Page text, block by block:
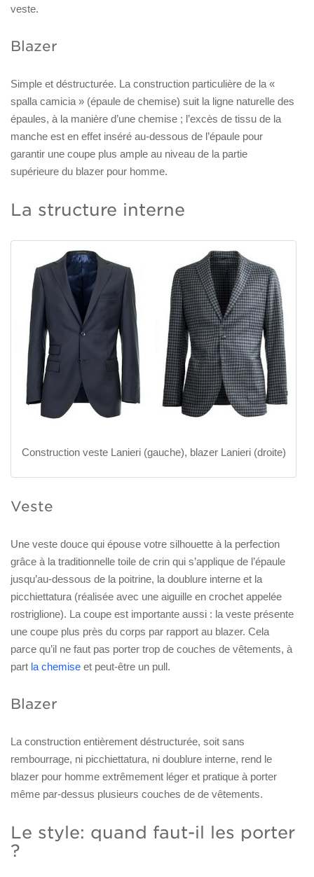
veste.
Blazer
Simple et déstructurée. La construction particulière de la «
spalla camicia » (épaule de chemise) suit la ligne naturelle des
épaules, à la manière d’une chemise ; l’excès de tissu de la
manche est en effet inséré au-dessous de l’épaule pour
garantir une coupe plus ample au niveau de la partie
supérieure du blazer pour homme.
La structure interne
Construction veste Lanieri (gauche), blazer Lanieri (droite)
Veste
Une veste douce qui épouse votre silhouette à la perfection
grâce à la traditionnelle toile de crin qui s’applique de l’épaule
jusqu’au-dessous de la poitrine, la doublure interne et la
picchiettatura (réalisée avec une aiguille en crochet appelée
rostriglione). La coupe est importante aussi : la veste présente
une coupe plus près du corps par rapport au blazer. Cela
parce qu’il ne faut pas porter trop de couches de vêtements, à
part la chemise et peut-être un pull.
Blazer
La construction entièrement déstructurée, soit sans
rembourrage, ni picchiettatura, ni doublure interne, rend le
blazer pour homme extrêmement léger et pratique à porter
même par-dessus plusieurs couches de de vêtements.
Le style: quand faut-il les porter
?